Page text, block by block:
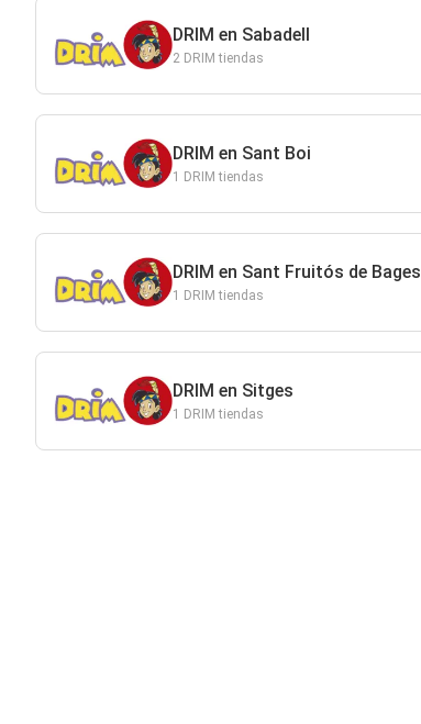
DRIM en Sabadell
2 DRIM tiendas
DRIM en Sant Boi
1 DRIM tiendas
DRIM en Sant Fruitós de Bages
1 DRIM tiendas
DRIM en Sitges
1 DRIM tiendas